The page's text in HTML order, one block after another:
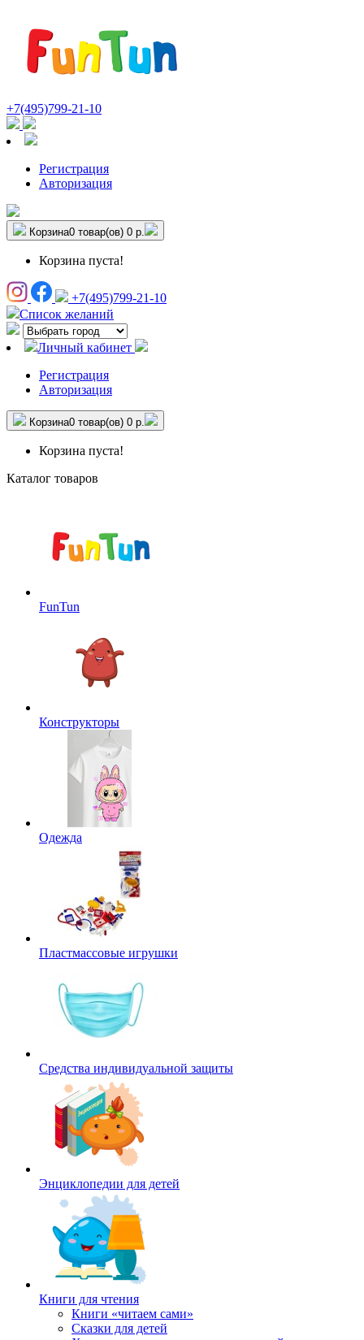
+7(495)799-21-10
Регистрация
Авторизация
Корзина0 товар(ов) 0 р.
Корзина пуста!
+7(495)799-21-10
Список желаний
Личный кабинет
Регистрация
Авторизация
Корзина0 товар(ов) 0 р.
Корзина пуста!
Каталог товаров
FunTun
Конструкторы
Одежда
Пластмассовые игрушки
Средства индивидуальной защиты
Энциклопедии для детей
Книги для чтения
Книги «читаем сами»
Сказки для детей